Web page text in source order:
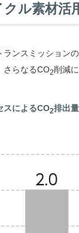
クル素材活
ランスミッション
さらなるCO2削減
スによるCO2排出